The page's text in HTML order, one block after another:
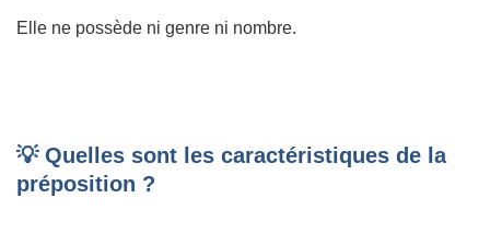
Elle ne possède ni genre ni nombre.
💡 Quelles sont les caractéristiques de la
préposition ?